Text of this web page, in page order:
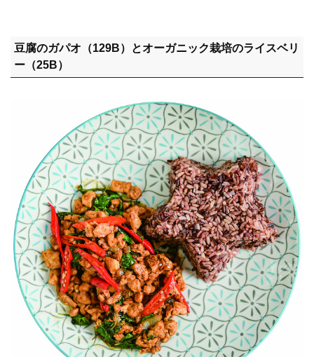
豆腐のガパオ（129B）とオーガニック栽培のライスベリ
ー（25B）